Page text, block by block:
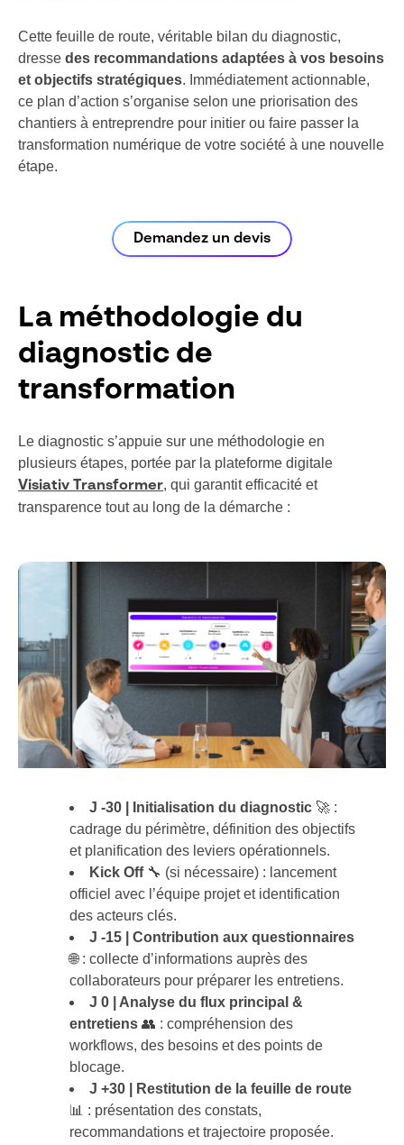
Cette feuille de route, véritable bilan du diagnostic,
dresse des recommandations adaptées à vos besoins
et objectifs stratégiques. Immédiatement actionnable,
ce plan d’action s’organise selon une priorisation des
chantiers à entreprendre pour initier ou faire passer la
transformation numérique de votre société à une nouvelle
étape.
Demandez un devis
La méthodologie du
diagnostic de
transformation
Le diagnostic s’appuie sur une méthodologie en
plusieurs étapes, portée par la plateforme digitale
Visiativ Transformer, qui garantit efficacité et
transparence tout au long de la démarche :
J -30 | Initialisation du diagnostic 🚀 :
cadrage du périmètre, définition des objectifs
et planification des leviers opérationnels.
Kick Off🔧 (si nécessaire) : lancement
officiel avec l’équipe projet et identification
des acteurs clés.
J -15 | Contribution aux questionnaires
🌐 : collecte d’informations auprès des
collaborateurs pour préparer les entretiens.
J 0 | Analyse du flux principal &
entretiens 👥 : compréhension des
workflows, des besoins et des points de
blocage.
J +30 | Restitution de la feuille de route
📊 : présentation des constats,
recommandations et trajectoire proposée.